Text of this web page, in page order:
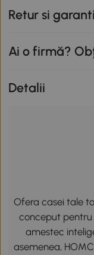
Retur si
Ai o firmă?
Detalii
Ofera casei tale
conceput
amestec
asemenea,